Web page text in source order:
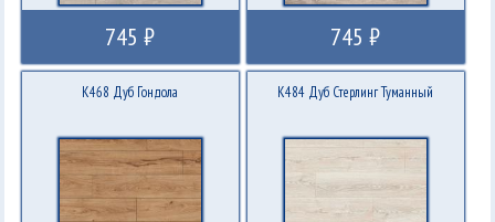
745 ₽ 745 ₽
K468 Дуб Гондола K484 Дуб Стерлинг Туманный